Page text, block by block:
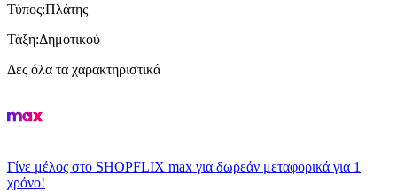
Τύπος:Πλάτης
Τάξη:Δημοτικού
Δες όλα τα χαρακτηριστικά
Γίνε μέλος στο SHOPFLIX max για δωρεάν μεταφορικά για 1
χρόνο!